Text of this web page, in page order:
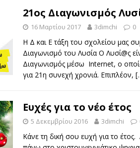
21ος Διαγωνισμός
16 Μαρτίου 2017 3dimchi 0
Η Δ και Ε τάξη του σχολείου μας
Διαγωνισμό του Λυσία Ο Λυσί@ς
Διαγωνισμός μέσω Internet, ο
για 21η συνεχή χρονιά. Επιπλέον,
Ευχές για το νέο έτος
5 Δεκεμβρίου 2016 3dimchi
Κάνε τη δική σου ευχή για το